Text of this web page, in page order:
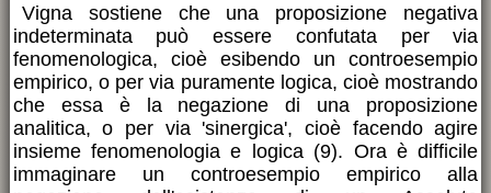
Vigna sostiene che una proposizione negativa
indeterminata può essere confutata per via
fenomenologica, cioè esibendo un controesempio
empirico, o per via puramente logica, cioè mostrando
che essa è la negazione di una proposizione
analitica, o per via 'sinergica', cioè facendo agire
insieme fenomenologia e logica (9). Ora è difficile
immaginare un controesempio empirico alla